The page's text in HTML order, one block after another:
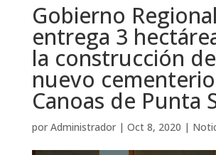
Gobierno Regional
entrega 3
la construcción
nuevo
Canoas de Punta
por Administrador| Oct 8, 2020 |